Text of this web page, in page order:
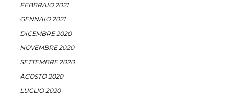
FEBBRAIO 2021
GENNAIO 2021
DICEMBRE 2020
NOVEMBRE 2020
SETTEMBRE 2020
AGOSTO 2020
LUGLIO 2020